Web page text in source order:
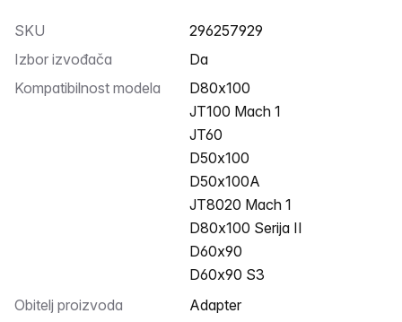
SKU
296257929
Izbor izvođača
Da
Kompatibilnost modela
D80x100
JT100 Mach 1
JT60
D50x100
D50x100A
JT8020 Mach 1
D80x100 Serija II
D60x90
D60x90 S3
Obitelj proizvoda
Adapter